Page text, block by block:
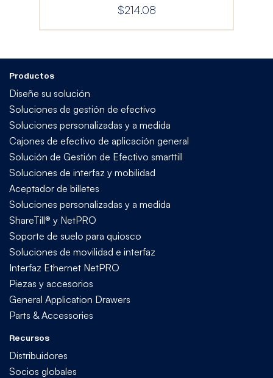
$214.08
Productos
Diseñe su solución
Soluciones de gestión de efectivo
Soluciones personalizadas y a medida
Cajones de efectivo de aplicación general
Solución de Gestión de Efectivo smarttill
Soluciones de interfaz y mobilidad
Aceptador de billetes
Soluciones personalizadas y a medida
ShareTill® y NetPRO
Soporte de suelo para quiosco
Soluciones de movilidad e interfaz
Interfaz Ethernet NetPRO
Piezas y accesorios
General Application Drawers
Parts & Accessories
Recursos
Distribuidores
Socios globales